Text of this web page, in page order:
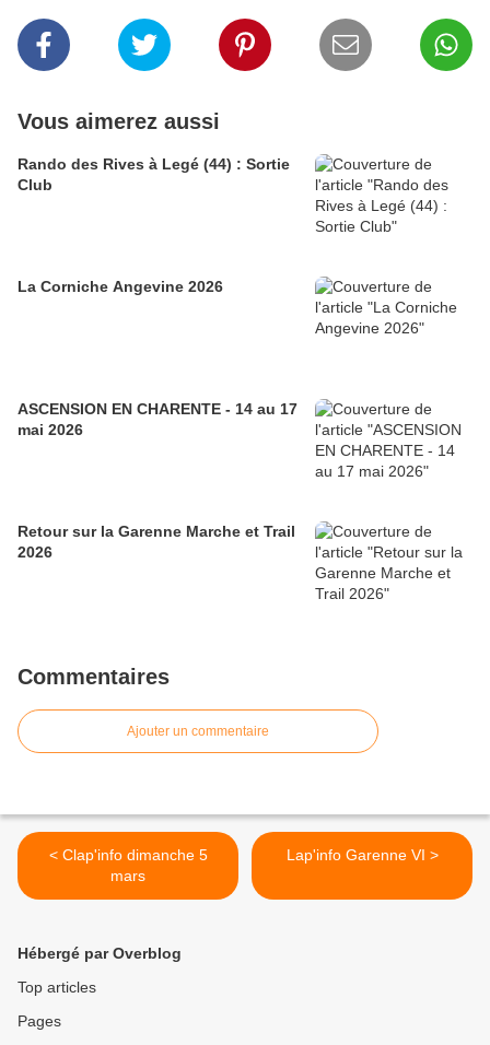
Vous aimerez aussi
Rando des Rives à Legé (44) : Sortie
Club
La Corniche Angevine 2026
ASCENSION EN CHARENTE - 14 au 17
mai 2026
Retour sur la Garenne Marche et Trail
2026
Commentaires
Ajouter un commentaire
< Clap'info dimanche 5
mars
Lap'info Garenne VI >
Hébergé par Overblog
Top articles
Pages